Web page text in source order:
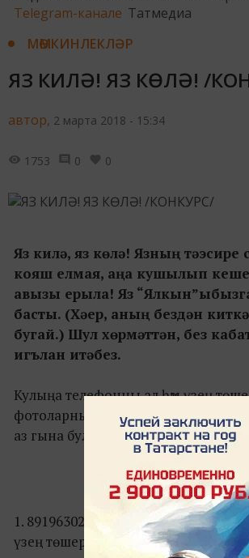
Telegram-канале Татмедиа
МӨМКИНЛЕКЛӘР
ЯЗ КИЛӘ! ЯЗ КӨЛӘ! /
автор, 2 марта 2018 - 15:34
1753 0 0
Яз килә, яз көлә! Язның тәэсире
кояш елмая, аңа кушылып
авызы ерыла! Яз
басты. (Хәер, аның бездән
бугай.) Шул хөрмәттән, без
игълан итәбез.
Кулыңа телефонны ал һәм үзең
фотоларны карап чык әле. ЯЗ! Әлеге
аз гына булса да чагылышы булуы
Бәйге этаплары:
1. 89196302843 номерына
үзең төшергән фото җибәр. Исем-